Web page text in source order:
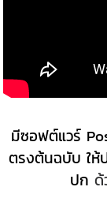
มีซอฟต์แวร์
ตรงต้นฉบับ ให้
ปก ด้